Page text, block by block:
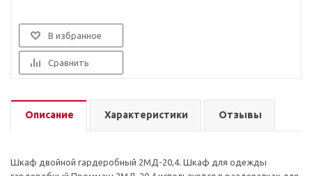
В избранное
Сравнить
Описание Характеристики Отзывы
Шкаф двойной гардеробный 2МД-20,4. Шкаф для одежды